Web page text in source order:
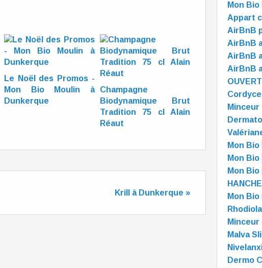
Minceur
Malva
Le Noël des Promos -
Mon Bio Moulin à
Dunkerque
Champagne
Biodynamique Brut
Tradition 75 cl Alain
Réaut
Krill à Dunkerque »